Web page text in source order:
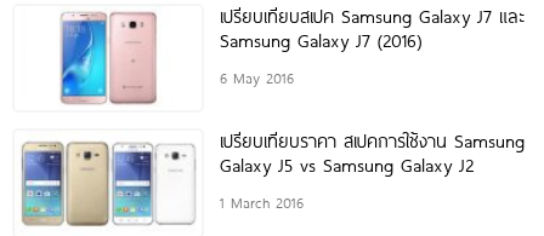
เปรียบเทียบสเปค Samsung Galaxy J7 และ
Samsung Galaxy J7 (2016)
6 May 2016
เปรียบเทียบราคา สเปคการใช้งาน Samsung
Galaxy J5 vs Samsung Galaxy J2
1 March 2016